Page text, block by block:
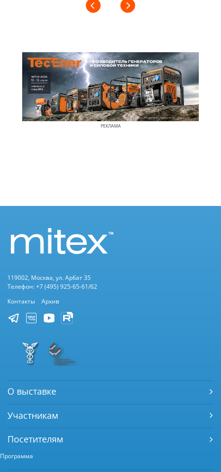
РЕКЛАМА
119002, Москва, ул. Арбат 35
Телефон: +7 (495) 925-65-61/62
Контакты
Архив
О выставке
Участникам
Посетителям
Программа